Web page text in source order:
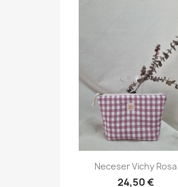
Neceser Vichy Rosa
24,50 €